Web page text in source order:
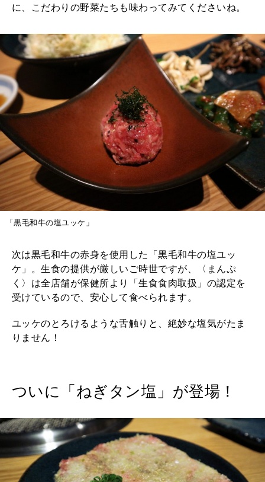
に、こだわりの野菜たちも味わってみてくださいね。
「黒毛和牛の塩ユッケ」
次は黒毛和牛の赤身を使用した「黒毛和牛の塩ユッ
ケ」。生食の提供が厳しいご時世ですが、〈まんぷ
く〉は全店舗が保健所より「生食食肉取扱」の認定を
受けているので、安心して食べられます。
ユッケのとろけるような舌触りと、絶妙な塩気がたま
りません！
ついに「ねぎタン塩」が登場！